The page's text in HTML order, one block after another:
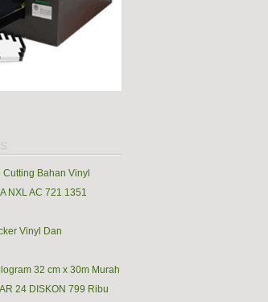
Bahan Vinyl
NXL AC 721 1351
Vinyl Dan
32 cm x 30m Murah
24 DISKON 799 Ribu